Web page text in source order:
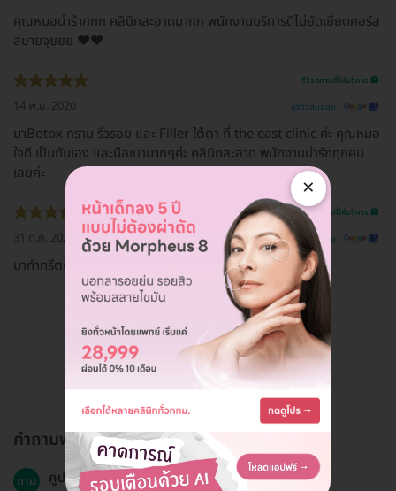
คุณหมอน่าร้ากกก คลินิกสะอาดมากก พนักงานบริการดีไม่ยัดเยียดคอร์ส
สบายจุยยย ❤️❤️
รีวิวสถานที่ให้บริการ 🏥
14 พ.ย. 2020 ดูรีวิวต้นฉบับ
มาBotox กราม ริ้วรอย และ Filler ใต้ตา ที่ the east clinic ค่ะ คุณหมอ
ใจดี เป็นกันเอง และมือเบามากๆค่ะ คลินิกสะอาด พนักงานน่ารักทุกคน
เลยค่ะ
รีวิวสถานที่ให้บริการ 🏥
31 ต.ค. 2020 ดูรีวิวต้นฉบับ
มาทำทรีตเม้นที่ the east clinic รู้สึกหน้าดีขึ้นมากๆ
ดูรีวิวทั้งหมด
คำถามพบบ่อย
ถาม คูปองมีอายุการใช้งานนานแค่ไหน?
×